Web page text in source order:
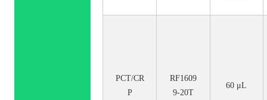
PCT/CR
P
RF1609
9-20T
60 μL